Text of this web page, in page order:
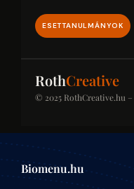
ESETTANULMÁNYOK
IPAR & JOG &
Konténer bérlési
felújításokhoz.
helyi keresésekben.
RothCreative
© 2025 RothCreative.hu
Biomenu.hu